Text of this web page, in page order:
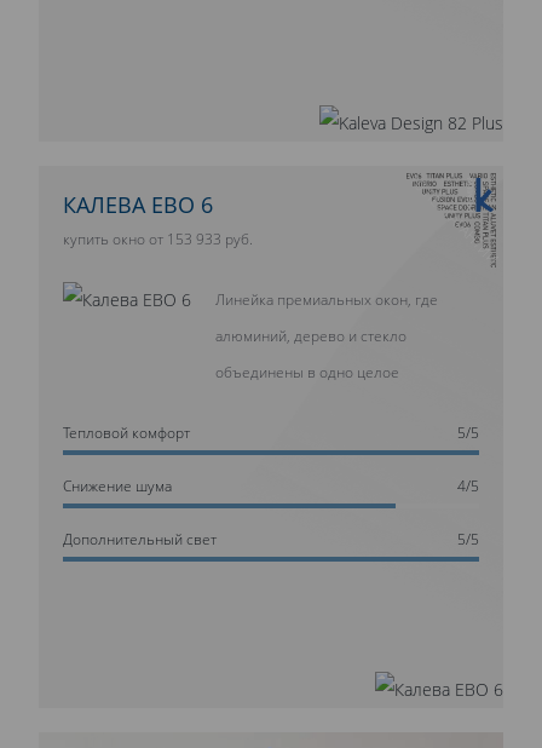
10 ЛЕТ ГАРАНТИИ
КАЛЕВА ЕВО 6
купить окно от 153 933 руб.
Линейка премиальных окон, где
алюминий, дерево и стекло
объединены в одно целое
Тепловой комфорт 5/5
Cнижение шума 4/5
Дополнительный свет 5/5